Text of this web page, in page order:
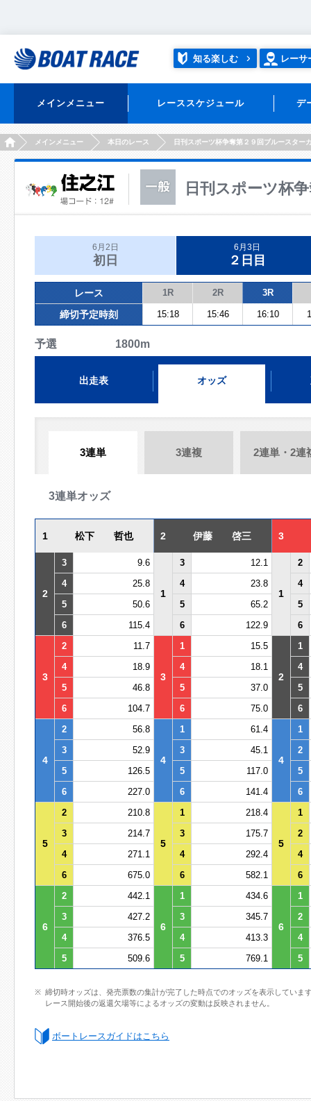
知る楽しむ レーサ
メインメニュー レーススケジュール デ
HOMEメインメニュー 本日のレース 日刊スポーツ杯争奪第２９回ブルースター
日刊スポーツ杯
6月2日
初日
6月3日
２日目
レース 1R 2R 3R
締切予定時刻 15:18 15:46 16:10
予選 1800m
出走表 オッズ
3連単 3連複 2連単・2連
3連単オッズ
1 松下 哲也 2 伊藤 啓三 3
2
3 9.6
1
3 12.1
1
2
4
25.8 4 23.8
4
5
50.6 5 65.2
5
6
115.4 6 122.9 6
3
2 11.7
3
1 15.5
2
1
4
18.9 4 18.1
4
5
46.8 5 37.0
5
6
104.7 6 75.0 6
4
2 56.8
4
1 61.4
4
1
3
52.9 3 45.1
2
5
126.5 5 117.0
5
6
227.0 6 141.4 6
5
2 210.8
5
1 218.4
5
1
3
214.7 3 175.7
2
4
271.1 4 292.4
4
6
675.0 6 582.1 6
6
2 442.1
6
1 434.6
6
1
3
427.2 3 345.7
2
4
376.5 4 413.3
4
5
509.6 5 769.1 5
締切時オッズは、発売票数の集計が完了した時点でのオッズを表示していま
レース開始後の返還欠場等によるオッズの変動は反映されません。
ボートレースガイドはこちら